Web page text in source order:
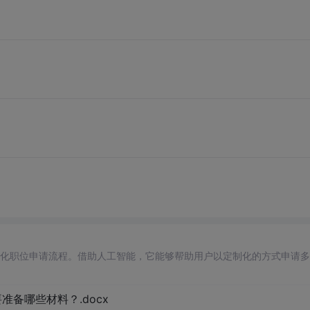
职位申请流程。借助人工智能，它能够帮助用户以定制化的方式申请
备哪些材料？.docx